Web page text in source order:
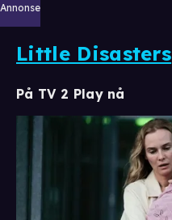
Annonse
Little Disasters
På TV 2 Play nå